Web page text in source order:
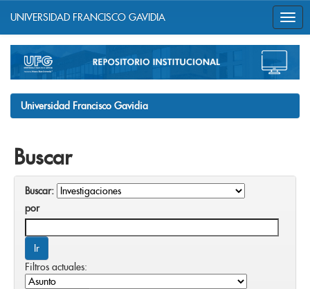
navigation
UNIVERSIDAD FRANCISCO GAVIDIA
Universidad Francisco Gavidia
Buscar
Buscar:
por
Filtros actuales: